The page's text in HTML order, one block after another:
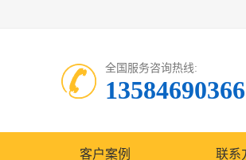
全国服务咨询热线:
13584690366
客户案例 联系